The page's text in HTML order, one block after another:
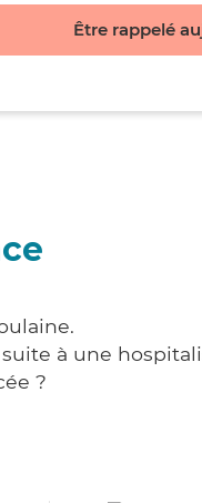
Être rappelé
à une
?